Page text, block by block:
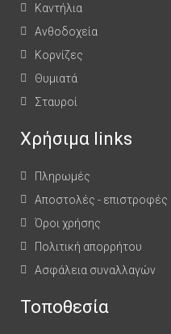
Καντήλια
Ανθοδοχεία
Κορνίζες
Θυμιατά
Σταυροί
Χρήσιμα links
Πληρωμές
Αποστολές - επιστροφές
Όροι χρήσης
Πολιτική απορρήτου
Ασφάλεια συναλλαγών
Τοποθεσία